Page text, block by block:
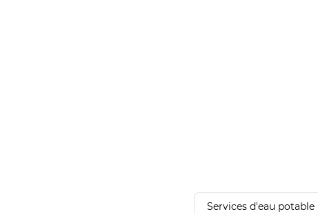
Services d'eau potable